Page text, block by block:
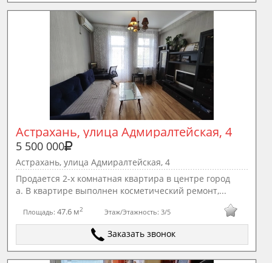
Астрахань, улица Адмиралтейская, 4
5 500 000
Астрахань, улица Адмиралтейская, 4
Продается 2-х комнатная квартира в центре город
а. В квартире выполнен косметический ремонт,...
Площадь:47.6 м2 Этаж/Этажность:3/5
Заказать звонок